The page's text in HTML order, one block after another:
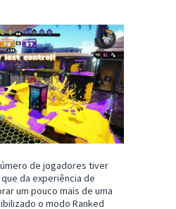
de jogadores tiver
da experiência de
um pouco mais de uma
o modo Ranked